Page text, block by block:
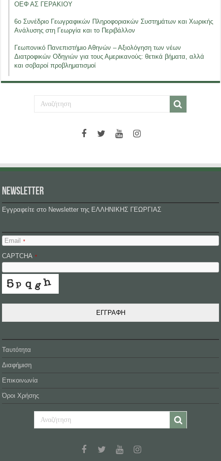
ΟΕΦ ΑΣ ΓΕΡΑΚΙΟΥ
6ο Συνέδριο Γεωγραφικών Πληροφοριακών Συστημάτων και Χωρικής
Ανάλυσης στη Γεωργία και το Περιβάλλον
Γεωπονικό Πανεπιστήμιο Αθηνών – Αξιολόγηση των νέων
Διατροφικών Οδηγιών για τους Αμερικανούς: θετικά βήματα, αλλά
και σοβαροί προβληματισμοί
NEWSLETTER
Εγγραφείτε στο Newsletter της ΕΛΛΗΝΙΚΗΣ ΓΕΩΡΓΙΑΣ
Email *
CAPTCHA *
ΕΓΓΡΑΦΗ
Ταυτότητα
Διαφήμιση
Επικοινωνία
Όροι Χρήσης